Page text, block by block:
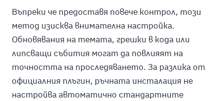
Въпреки че предоставя повече контрол, този
метод изисква внимателна настройка.
Обновявания на темата, грешки в кода или
липсващи събития могат да повлияят на
точността на проследяването. За разлика от
официалния плъгин, ръчната инсталация не
настройва автоматично стандартните